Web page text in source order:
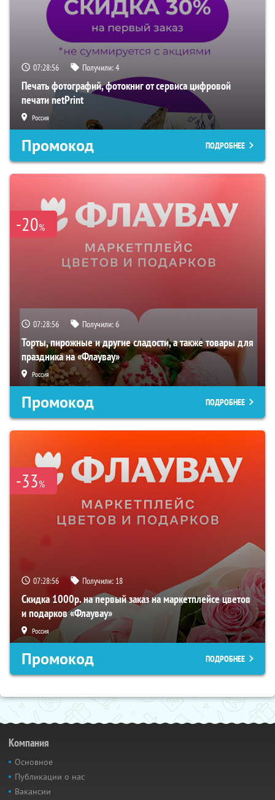
07:28:55 Получили:4
Печать фотографий, фотокниг от сервиса цифровой
печати netPrint
Россия
Промокод ПОДРОБНЕЕ
-20%
07:28:55 Получили:6
Торты, пирожные и другие сладости, а также товары для
праздника на «Флаувау»
Россия
Промокод ПОДРОБНЕЕ
-33%
07:28:55 Получили: 18
Скидка 1000р. на первый заказ на маркетплейсе цветов
и подарков «Флаувау»
Россия
Промокод ПОДРОБНЕЕ
Компания
Основное
Публикации о нас
Вакансии